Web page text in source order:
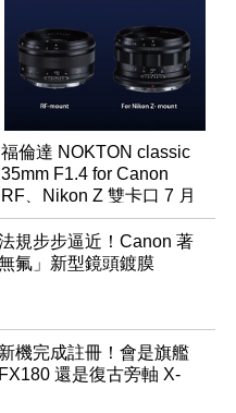
福倫達 NOKTON classic
35mm F1.4 for Canon
RF、Nikon Z 雙卡口 7 月
同步登台
規步步逼近！Canon 著
氟」新型鏡頭鍍膜
機完成註冊！會是旗艦
還是復古旁軸 X-